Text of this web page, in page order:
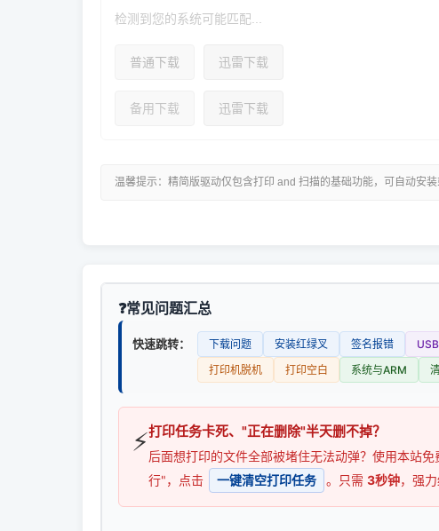
检测到您的系统可能匹配...
普通下载 迅雷下载
备用下载 迅雷下载
温馨提示：精简版驱动仅包含打印 and 扫描的基础功能，可自动安装
常见问题汇总
快速跳转： 下载问题 安装红绿叉 签名报错
打印机脱机
打印空白 系统与ARM
⚡打印任务卡死、"正在删除"半天删不掉？
后面想打印的文件全部被堵住无法动弹？使用本站免
行"，点击
一键清空打印任务 。只需 3秒钟，强